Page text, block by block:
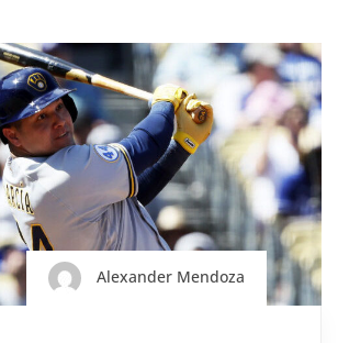
Alexander Mendoza